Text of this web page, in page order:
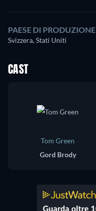
PAESE DI PRODUZIONE
Svizzera, Stati Uniti
CAST
Tom Green
Gord Brody